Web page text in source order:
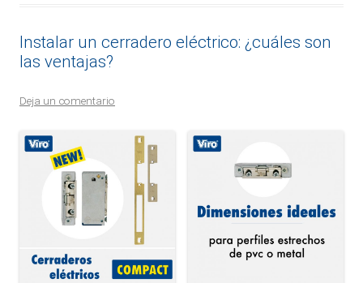
Instalar un cerradero eléctrico: ¿cuáles son
las ventajas?
Deja un comentario